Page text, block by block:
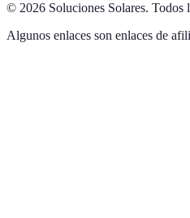
© 2026 Soluciones Solares. Todos
Algunos enlaces son enlaces de